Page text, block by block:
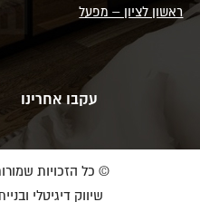
ראשון לציון – מפעל
עקבו אחרינו
© כל הזכויות שמורות
שיווק דיגיטלי